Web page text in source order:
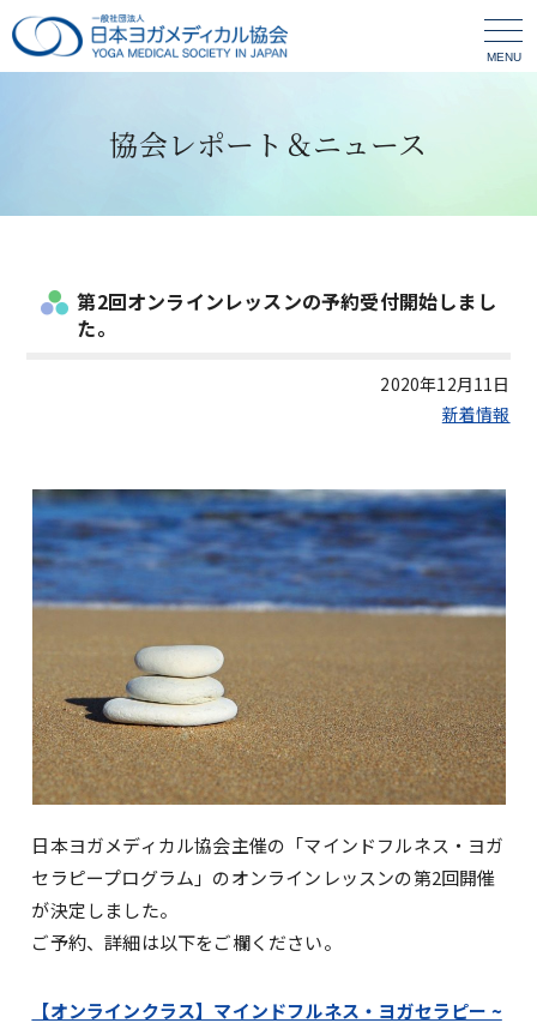
MENU
協会レポート＆ニュース
第2回オンラインレッスンの予約受付開始しまし
た。
2020年12月11日
新着情報
日本ヨガメディカル協会主催の「マインドフルネス・ヨガ
セラピープログラム」のオンラインレッスンの第2回開催
が決定しました。
ご予約、詳細は以下をご欄ください。
【オンラインクラス】マインドフルネス・ヨガセラピー ~